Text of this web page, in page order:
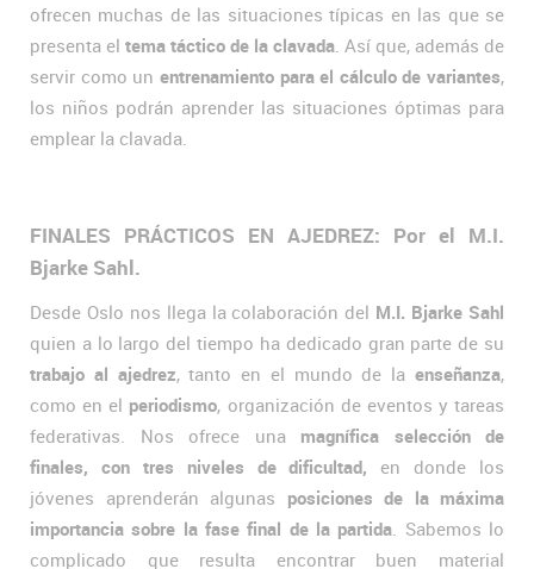
ofrecen muchas de las situaciones típicas en las que se
presenta el tema táctico de la clavada . Así que, además de
servir como un entrenamiento para el cálculo de variantes,
los niños podrán aprender las situaciones óptimas para
emplear la clavada.
FINALES PRÁCTICOS EN AJEDREZ: Por el M.I.
Bjarke Sahl.
Desde Oslo nos llega la colaboración del M.I. Bjarke Sahl
quien a lo largo del tiempo ha dedicado gran parte de su
trabajo al ajedrez, tanto en el mundo de laenseñanza,
como en el periodismo, organización de eventos y tareas
federativas. Nos ofrece una magnífica selección de
finales, con tres niveles de dificultad, en donde los
jóvenes aprenderán algunas posiciones de la máxima
importancia sobre la fase final de la partida . Sabemos lo
complicado que resulta encontrar buen material